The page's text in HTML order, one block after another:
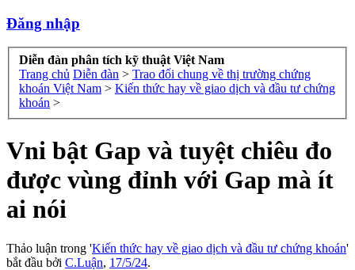
Đăng nhập
Diễn đàn phân tích kỹ thuật Việt Nam
Trang chủ Diễn đàn > Trao đổi chung về thị trường chứng
khoán Việt Nam > Kiến thức hay về giao dịch và đầu tư chứng
khoán >
Vni bật Gap và tuyệt chiêu đo
được vùng đỉnh với Gap mà ít
ai nói
Thảo luận trong 'Kiến thức hay về giao dịch và đầu tư chứng khoán'
bắt đầu bởi C.Luận, 17/5/24.